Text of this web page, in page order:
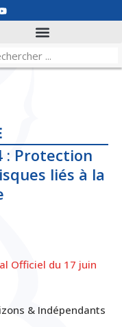
: Protection
liés à la
Officiel du 17 juin
& Indépendants